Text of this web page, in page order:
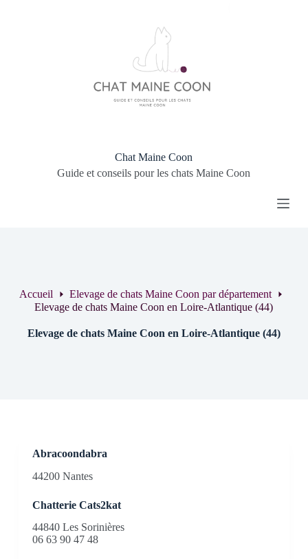
Chat Maine Coon
Guide et conseils pour les chats Maine Coon
Accueil
Elevage de chats Maine Coon par département
Elevage de chats Maine Coon en Loire-Atlantique (44)
Elevage de chats Maine Coon en Loire-Atlantique (44)
Abracoondabra
44200 Nantes
Chatterie Cats2kat
44840 Les Sorinières
06 63 90 47 48